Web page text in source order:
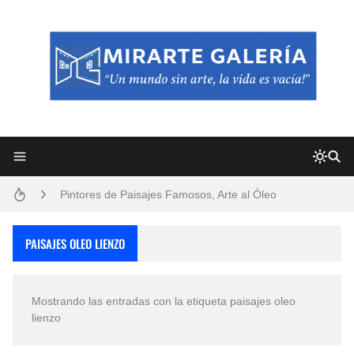
Pintores de Paisajes Famosos, Arte al Óleo
PAISAJES OLEO LIENZO
Mostrando las entradas con la etiqueta paisajes oleo
lienzo